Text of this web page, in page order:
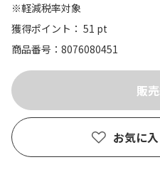
※軽減税率対象
獲得ポイント： 51 pt
商品番号
8076080451
お気に